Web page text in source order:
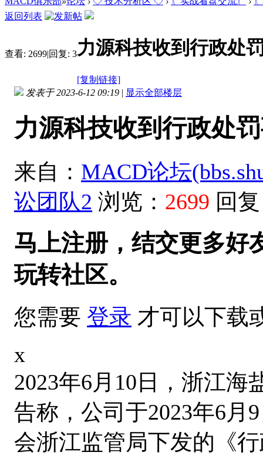
返回列表
查看: 2699|回复: 3力源科技收到行政处
[复制链接]
发表于 2023-6-12 09:19 | 显示全部楼层
力源科技收到行政处
来自： MACD论坛
讼团队2 浏览： 2699 回
马上注册，结交更多好
玩转社区。
您需要 登录 才可以下载
x
2023年6月10日
， 浙江海
告称 ， 公司于2023年6月
会浙江监管局下发的 《